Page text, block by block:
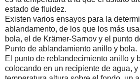
estado de fluidez.
Existen varios ensayos para la
ablandamento, de los que los más
bola, el de Krämer-Sarnov y el punto
Punto de ablandamiento anillo y bola.
El punto de reblandecimiento anillo y
colocando en un recipiente de agua,